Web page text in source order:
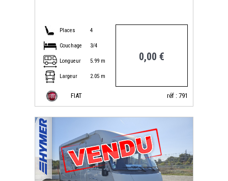
Places 4
Couchage 3/4
Longueur 5.99 m
Largeur 2.05 m
0,00 €
FIAT réf : 791